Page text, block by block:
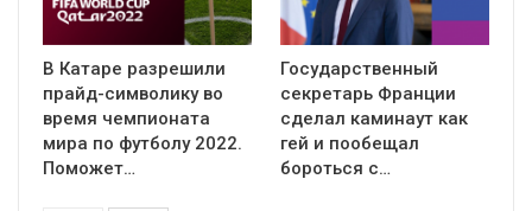
В Катаре разрешили
прайд-символику во
время чемпионата
мира по футболу 2022.
Поможет…
Государственный
секретарь Франции
сделал каминаут как
гей и пообещал
бороться с…